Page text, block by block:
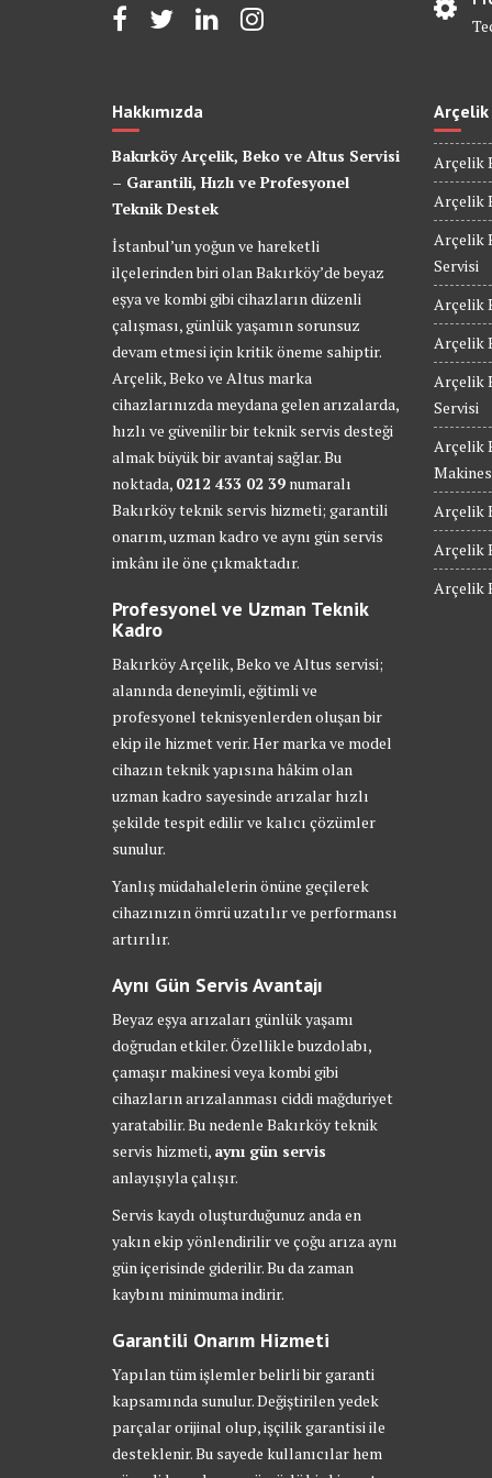
Hakkımızda
Bakırköy Arçelik, Beko ve Altus Servisi
– Garantili, Hızlı ve Profesyonel
Teknik Destek
İstanbul’un yoğun ve hareketli
ilçelerinden biri olan Bakırköy’de beyaz
eşya ve kombi gibi cihazların düzenli
çalışması, günlük yaşamın sorunsuz
devam etmesi için kritik öneme sahiptir.
Arçelik, Beko ve Altus marka
cihazlarınızda meydana gelen arızalarda,
hızlı ve güvenilir bir teknik servis desteği
almak büyük bir avantaj sağlar. Bu
noktada, 0212 433 02 39 numaralı
Bakırköy teknik servis hizmeti; garantili
onarım, uzman kadro ve aynı gün servis
imkânı ile öne çıkmaktadır.
Profesyonel ve Uzman Teknik
Kadro
Bakırköy Arçelik, Beko ve Altus servisi;
alanında deneyimli, eğitimli ve
profesyonel teknisyenlerden oluşan bir
ekip ile hizmet verir. Her marka ve model
cihazın teknik yapısına hâkim olan
uzman kadro sayesinde arızalar hızlı
şekilde tespit edilir ve kalıcı çözümler
sunulur.
Yanlış müdahalelerin önüne geçilerek
cihazınızın ömrü uzatılır ve performansı
artırılır.
Aynı Gün Servis Avantajı
Beyaz eşya arızaları günlük yaşamı
doğrudan etkiler. Özellikle buzdolabı,
çamaşır makinesi veya kombi gibi
cihazların arızalanması ciddi mağduriyet
yaratabilir. Bu nedenle Bakırköy teknik
servis hizmeti, aynı gün servis
anlayışıyla çalışır.
Servis kaydı oluşturduğunuz anda en
yakın ekip yönlendirilir ve çoğu arıza aynı
gün içerisinde giderilir. Bu da zaman
kaybını minimuma indirir.
Garantili Onarım Hizmeti
Yapılan tüm işlemler belirli bir garanti
kapsamında sunulur. Değiştirilen yedek
parçalar orijinal olup, işçilik garantisi ile
desteklenir. Bu sayede kullanıcılar hem
Arçelik
Arçelik
Arçelik
Arçelik
Servisi
Arçelik
Arçelik
Arçelik
Servisi
Arçelik
Arçelik
Arçelik
Arçelik